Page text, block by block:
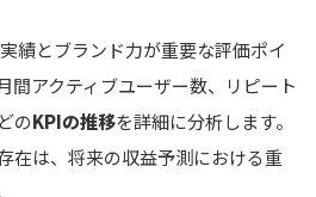
績とブランド力が重要な評価ポイ
間アクティブユーザー数、リピート
のKPIの推移を詳細に分析します。
在は、将来の収益予測における重